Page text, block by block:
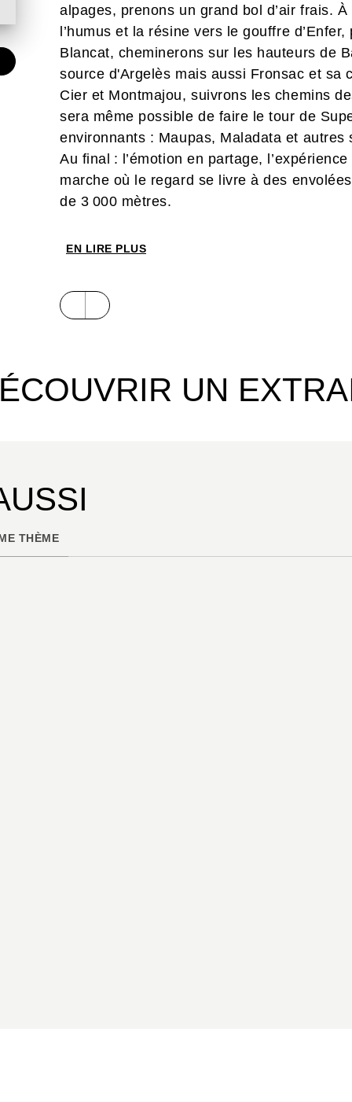
alpages, prenons un grand bol d’air frais.
l’humus et la résine vers le gouffre
Blancat, cheminerons sur les hauteurs de
source d'Argelès mais aussi Fronsac et sa
Cier et Montmajou, suivrons les chemins
sera même possible de faire le tour de
environnants : Maupas, Maladata et autres
Au final : l’émotion en partage,
marche où le regard se livre à des
de 3 000 mètres.
EN LIRE PLUS
UN
THÈME